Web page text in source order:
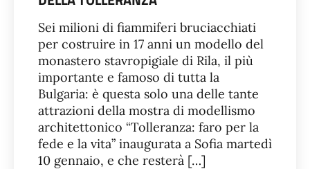
Sei milioni di fiammiferi bruciacchiati
per costruire in 17 anni un modello del
monastero stavropigiale di Rila, il più
importante e famoso di tutta la
Bulgaria: è questa solo una delle tante
attrazioni della mostra di modellismo
architettonico “Tolleranza: faro per la
fede e la vita” inaugurata a Sofia martedì
10 gennaio, e che resterà […]